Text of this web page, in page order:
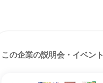
この企業の説明会・イベント